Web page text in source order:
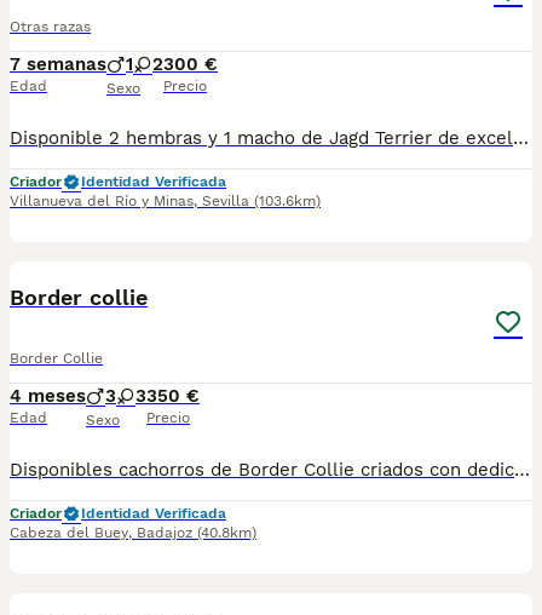
Otras razas
7 semanas
Edad
1 2
Sexo
300 €
Precio
Disponible 2 hembras y 1 macho de Jagd Terrier de excelente linea y de muy buena calidad, están listos para la entrega, hay disponibilidad de envío por la zona de Andalucía
Criador
Identidad Verificada
Villanueva del Río y Minas, Sevilla (103.6km)
Border collie
Border Collie
4 meses
Edad
3 3
Sexo
350 €
Precio
Disponibles cachorros de Border Collie criados con dedicación y cuidados desde el nacimiento. Muy bien socializados, acostumbrados al trato diario y con carácter equilibrado, activo y muy inteligente. Padres con buena morfología y temperamento estable, propios de la raza, destacando por su capacidad de aprendizaje y gran vínculo con su familia. Se entregan: * Desparasitados interna y externamente * Con mínimo dos vacunas * Pasaporte veterinario * Microchip * Contrato de venta y asesoramiento Raza ideal para personas activas, deporte, trabajo o compañía. Muy obedientes, atentos y fáciles de educar. Enviamos a toda España y gestionamos toda la documentación necesaria para Baleares y Canarias. Para más información, fotos o reservas, contactar por teléfono o mensaje. Solo personas responsables.
Criador
Identidad Verificada
Cabeza del Buey, Badajoz (40.8km)